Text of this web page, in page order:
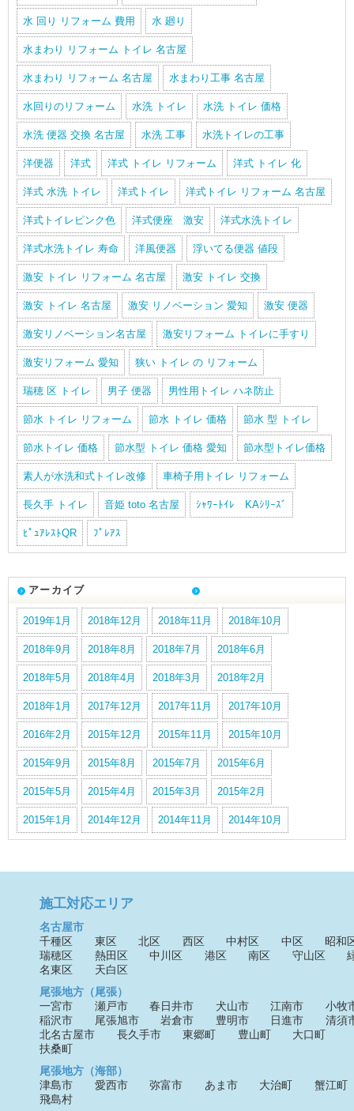
水 回り リフォーム 費用 水 廻り
水まわり リフォーム トイレ 名古屋
水まわり リフォーム 名古屋 水まわり工事 名古屋
水回りのリフォーム 水洗 トイレ 水洗 トイレ 価格
水洗 便器 交換 名古屋 水洗 工事 水洗トイレの工事
洋便器 洋式 洋式 トイレ リフォーム 洋式 トイレ 化
洋式 水洗 トイレ 洋式トイレ 洋式トイレ リフォーム 名古屋
洋式トイレピンク色 洋式便座 激安 洋式水洗トイレ
洋式水洗トイレ 寿命 洋風便器 浮いてる便器 値段
激安 トイレ リフォーム 名古屋 激安 トイレ 交換
激安 トイレ 名古屋 激安 リノベーション 愛知 激安 便器
激安リノベーション名古屋 激安リフォーム トイレに手すり
激安リフォーム 愛知 狭い トイレ の リフォーム
瑞穂 区 トイレ 男子 便器 男性用トイレ ハネ防止
節水 トイレ リフォーム 節水 トイレ 価格 節水 型 トイレ
節水トイレ 価格 節水型 トイレ 価格 愛知 節水型トイレ価格
素人が水洗和式トイレ改修 車椅子用トイレ リフォーム
長久手 トイレ 音姫 toto 名古屋 ｼｬﾜｰﾄｲﾚ KAｼﾘｰｽﾞ
ﾋﾟｭｱﾚｽﾄQR ﾌﾟﾚｱｽ
アーカイブ
2019年1月 2018年12月 2018年11月 2018年10月
2018年9月 2018年8月 2018年7月 2018年6月
2018年5月 2018年4月 2018年3月 2018年2月
2018年1月 2017年12月 2017年11月 2017年10月
2016年2月 2015年12月 2015年11月 2015年10月
2015年9月 2015年8月 2015年7月 2015年6月
2015年5月 2015年4月 2015年3月 2015年2月
2015年1月 2014年12月 2014年11月 2014年10月
施工対応エリア
名古屋市
千種区
東区 北区 西区 中村区 中区
昭和
瑞穂区
熱田区 中川区 港区 南区 守山区
名東区
天白区
尾張地方（尾張）
一宮市
瀬戸市 春日井市 犬山市 江南市
小牧
稲沢市
尾張旭市 岩倉市 豊明市 日進市
清須
北名古屋市
長久手市 東郷町 豊山町
大口町
扶桑町
尾張地方（海部）
津島市
愛西市 弥富市 あま市 大治町
蟹江町
飛島村